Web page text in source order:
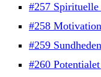
#257
#258
#259
#260